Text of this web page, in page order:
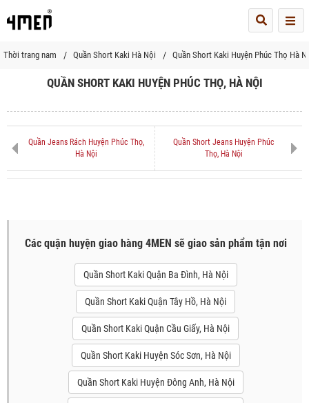
Thời trang nam Quần Short Kaki Hà Nội Quần Short Kaki Huyện Phúc Thọ Hà
QUẦN SHORT KAKI HUYỆN PHÚC THỌ, HÀ NỘI
Quần Jeans Rách Huyện Phúc Thọ,
Hà Nội
Quần Short Jeans Huyện Phúc
Thọ, Hà Nội
Các quận huyện giao hàng 4MEN sẽ giao sản phẩm tận nơi
Quần Short Kaki Quận Ba Đình, Hà Nội
Quần Short Kaki Quận Tây Hồ, Hà Nội
Quần Short Kaki Quận Cầu Giấy, Hà Nội
Quần Short Kaki Huyện Sóc Sơn, Hà Nội
Quần Short Kaki Huyện Đông Anh, Hà Nội